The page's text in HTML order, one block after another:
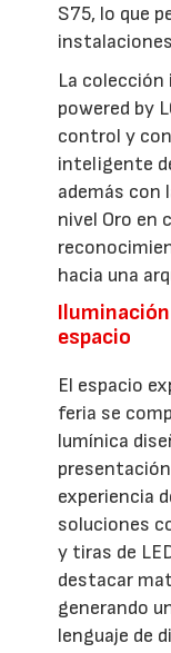
S75, lo que
La colección
powered by
control y
inteligente
además con
nivel Oro en
hacia una
espacio
El espacio
feria se
lumínica
experiencia
soluciones
y tiras de
destacar
generando
lenguaje de